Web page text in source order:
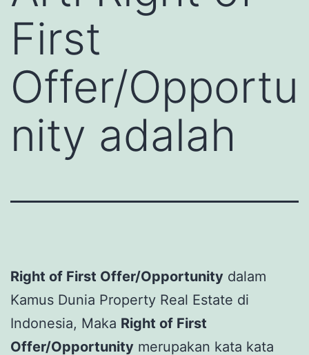
First
Offer/Opportu
nity adalah
Right of First Offer/Opportunity dalam
Kamus Dunia Property Real Estate di
Indonesia, Maka Right of First
Offer/Opportunity merupakan kata kata